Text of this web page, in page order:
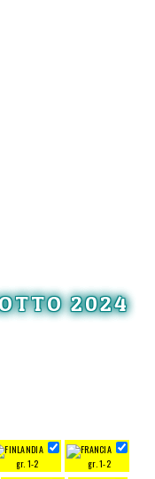
2024
gr. 1-2 gr. 1-2